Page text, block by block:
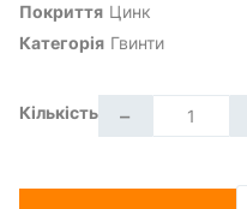
Покриття Цинк
Категорія Гвинти
Кількість -